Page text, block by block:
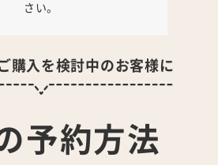
さい。
購入を検討中のお客様に
予約方法